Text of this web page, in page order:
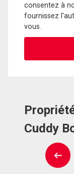
consentez à
fournissez
vous.
Cuddy